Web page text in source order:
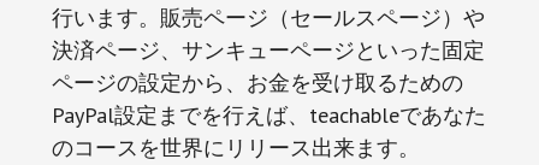
行います。販売ページ（セールスページ）や
決済ページ、サンキューページといった固定
ページの設定から、お金を受け取るための
PayPal設定までを行えば、teachableであなた
のコースを世界にリリース出来ます。